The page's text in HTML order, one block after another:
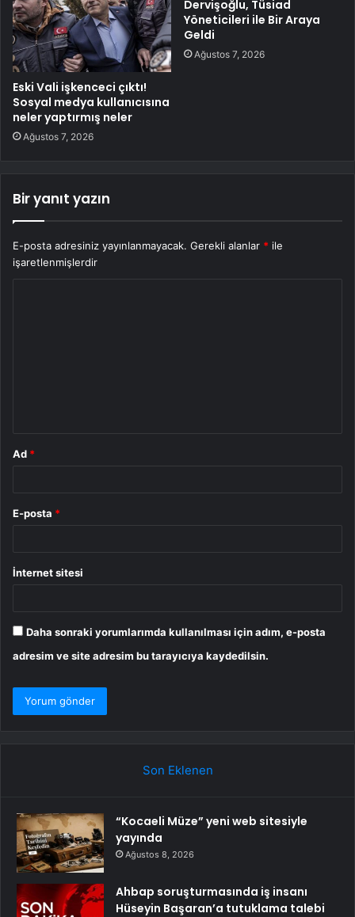
Eski Vali işkenceci çıktı!
Sosyal medya kullanıcısına
neler yaptırmış neler
Ağustos 7, 2026
Dervişoğlu, Tüsiad
Yöneticileri ile Bir Araya
Geldi
Ağustos 7, 2026
Bir yanıt yazın
E-posta adresiniz yayınlanmayacak. Gerekli alanlar * ile
işaretlenmişlerdir
Ad *
E-posta *
İnternet sitesi
Daha sonraki yorumlarımda kullanılması için adım, e-posta
adresim ve site adresim bu tarayıcıya kaydedilsin.
Son Eklenen
“Kocaeli Müze” yeni web sitesiyle
yayında
Ağustos 8, 2026
Ahbap soruşturmasında iş insanı
Hüseyin Başaran’a tutuklama talebi